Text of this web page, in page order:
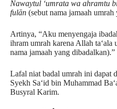
Nawaytul ‘umrata wa ahramtu
fulān (sebut nama jamaah
Artinya, “Aku menyengaja
ihram umrah karena Allah ta‘ala
nama jamaah yang dibadalkan).”
Lafal niat badal umrah ini dapat
Syekh Sa‘id bin Muhammad
Busyral Karim.